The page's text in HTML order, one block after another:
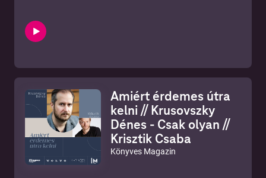
kortárs író – Borda Réka, Halász Rita, Háy János,
Krusovszky Dénes és Marton Krisztián – mesél arról, mi
történik, ha elveszítünk valamit, ami számít, és mit meg
formálódnak, amelyeket érdemes meghallgatni.
Ebben az epizódban Marton Krisztián Ez élet-halál kérdés!
című novelláját Katona Péter Dániel előadásában
hallhatjátok.
Amiért érdemes útra
kelni // Krusovszky
Dénes - Csak olyan //
Krisztik Csaba
Könyves Magazin